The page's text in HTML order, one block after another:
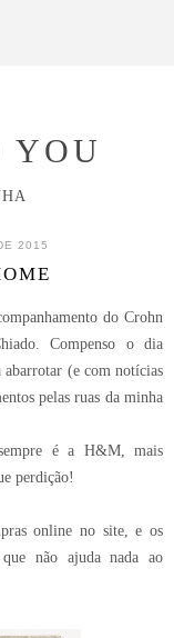
YOU
2015
do Crohn
Compenso o dia
abarrotar (e com notícias
pelas ruas da minha
é a H&M, mais
perdição!
online no site, e os
não ajuda nada ao